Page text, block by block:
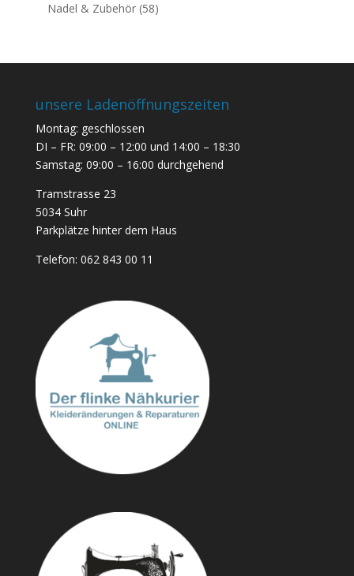
Nadel & Zubehör (58)
unsere Ladenöffnungszeiten
Montag: geschlossen
DI – FR: 09:00 – 12:00 und 14:00 – 18:30
Samstag: 09:00 – 16:00 durchgehend
Tramstrasse 23
5034 Suhr
Parkplätze hinter dem Haus
Telefon: 062 843 00 11